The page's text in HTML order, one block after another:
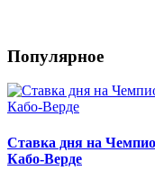
Популярное
Ставка дня на
Кабо-Верде